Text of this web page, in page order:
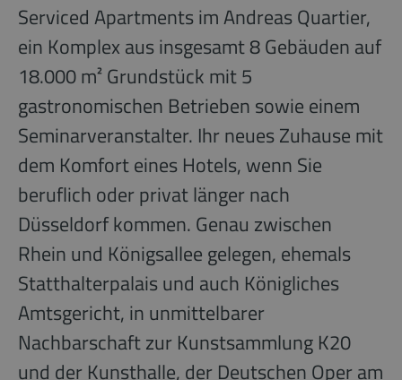
Serviced Apartments im Andreas Quartier,
ein Komplex aus insgesamt 8 Gebäuden auf
18.000 m² Grundstück mit 5
gastronomischen Betrieben sowie einem
Seminarveranstalter. Ihr neues Zuhause mit
dem Komfort eines Hotels, wenn Sie
beruflich oder privat länger nach
Düsseldorf kommen. Genau zwischen
Rhein und Königsallee gelegen, ehemals
Statthalterpalais und auch Königliches
Amtsgericht, in unmittelbarer
Nachbarschaft zur Kunstsammlung K20
und der Kunsthalle, der Deutschen Oper am